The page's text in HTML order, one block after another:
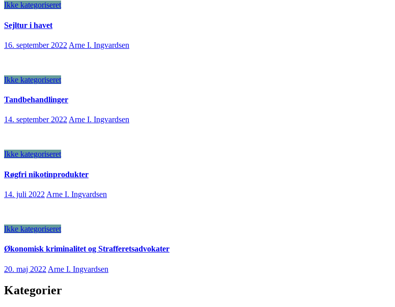
Ikke kategoriseret
Sejltur i havet
16. september 2022 Arne I. Ingvardsen
Ikke kategoriseret
Tandbehandlinger
14. september 2022Arne I. Ingvardsen
Ikke kategoriseret
Røgfri nikotinprodukter
14. juli 2022 Arne I. Ingvardsen
Ikke kategoriseret
Økonomisk kriminalitet og Strafferetsadvokater
20. maj 2022 Arne I. Ingvardsen
Kategorier